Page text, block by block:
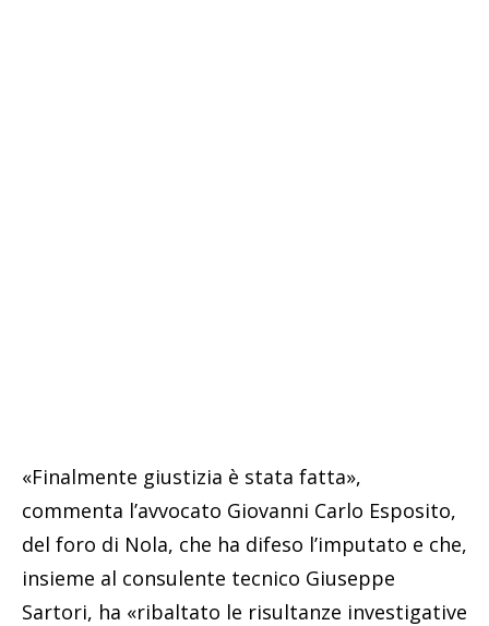
«Finalmente giustizia è stata fatta»,
commenta l’avvocato Giovanni Carlo Esposito,
del foro di Nola, che ha difeso l’imputato e che,
insieme al consulente tecnico Giuseppe
Sartori, ha «ribaltato le risultanze investigative